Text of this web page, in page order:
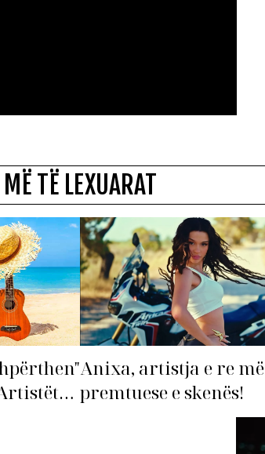
MË TË LEXUARAT
për
Anixa, artistja e re më
premtuese e skenës!